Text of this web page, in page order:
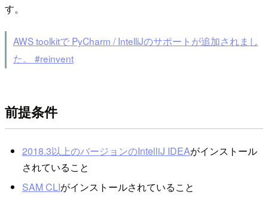
す。
AWS toolkitで PyCharm / IntelliJのサポートが追加されまし
た。 #reinvent
前提条件
2018.3以上のバージョンのIntelliJ IDEAがインストール
されていること
SAM CLIがインストールされていること